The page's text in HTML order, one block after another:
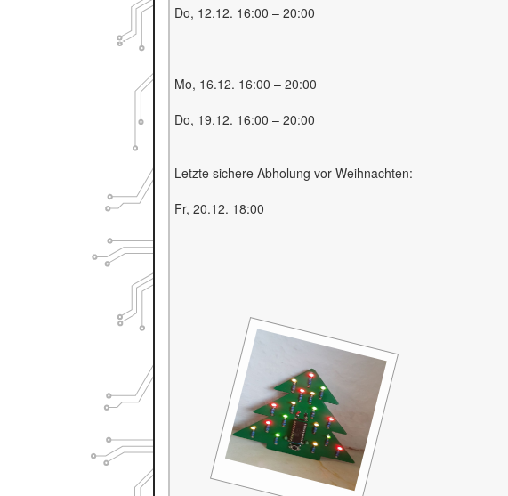
Do, 12.12. 16:00 – 20:00
Mo, 16.12. 16:00 – 20:00
Do, 19.12. 16:00 – 20:00
Letzte sichere Abholung vor Weihnachten:
Fr, 20.12. 18:00